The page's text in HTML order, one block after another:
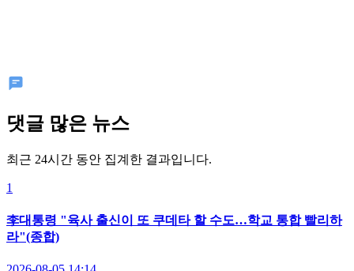
댓글 많은 뉴스
최근 24시간 동안 집계한 결과입니다.
1
李대통령 "육사 출신이 또 쿠데타 할 수도…학교 통합 빨리하
라"(종합)